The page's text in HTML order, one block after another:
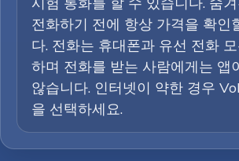
전화하기 전에 항상 가격을 확인
다. 전화는 휴대폰과 유선 전화
하며 전화를 받는 사람에게는 앱
않습니다. 인터넷이 약한 경우
을 선택하세요.